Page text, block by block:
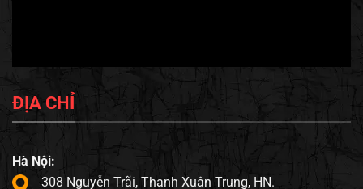
ĐỊA CHỈ
Hà Nội:
308 Nguyễn Trãi, Thanh Xuân Trung, HN.